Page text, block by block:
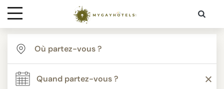
Destinations
Contact